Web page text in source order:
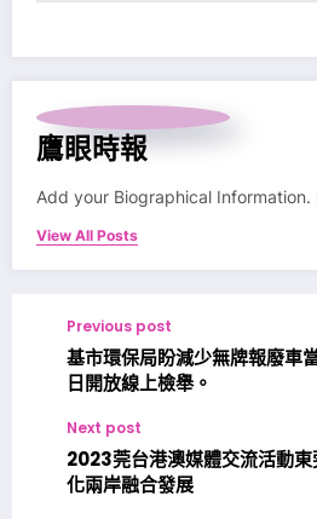
鷹眼時報
Add your Biographical Information.
View All Posts
Previous post
基市環保局盼減少無牌報廢車
日開放線上檢舉。
Next post
2023莞台港澳媒體交流活動東莞開啟 助
化兩岸融合發展